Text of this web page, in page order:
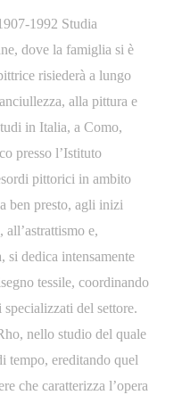
1992 Studia
dove la famiglia si è
risiederà a lungo
alla pittura e
in Italia, a Como,
presso l’Istituto
pittorici in ambito
ben presto, agli inizi
e,
si dedica intensamente
tessile, coordinando
del settore.
nello studio del quale
tempo, ereditando quel
che caratterizza l’opera